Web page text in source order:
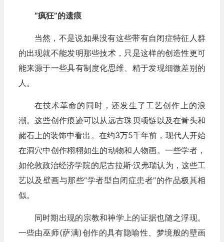
“疯狂”的遗痕
当然，不是说如果没有这些带有自闭症特征人群
的出现就不能发明那些技术，只是这样的创造性更可
能来源于一些具有制度化思维、精于发现细微差别的
人。
在技术革命的同时，还发生了工艺创作上的浪
潮。这些创作痕迹可以从远古珠贝项链以及在骨头和
赭石上的装饰中看出。在约3万5千年前，现代人开始
在洞穴中创作栩栩如生的动物和人物画。一些学者，
如伦敦政治经济学院的尼古拉斯·汉弗瑞认为，这些工
艺以及壁画与那些“学者型自闭症患者”的作品极其相
似。
同时期出现的宗教和神学上的证据也随之浮现。
一些由巫师(萨满)创作的具有隐喻性、梦境般的壁画